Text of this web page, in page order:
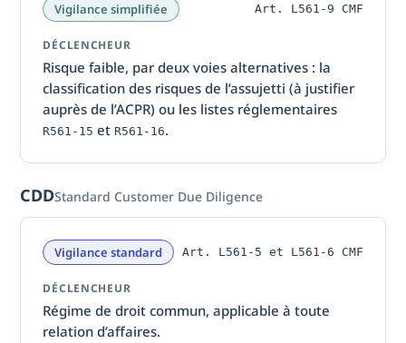
Vigilance simplifiée Art. L561-9 CMF
DÉCLENCHEUR
Risque faible, par deux voies alternatives : la
classification des risques de l’assujetti (à justifier
auprès de l’ACPR) ou les listes réglementaires
R561-15 et R561-16.
CDDStandard Customer Due Diligence
Vigilance standard Art. L561-5 et L561-6 CMF
DÉCLENCHEUR
Régime de droit commun, applicable à toute
relation d’affaires.